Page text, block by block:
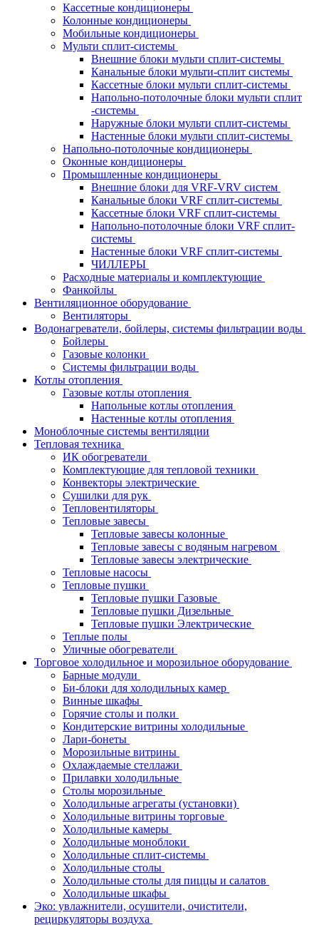
Кассетные кондиционеры
Колонные кондиционеры
Мобильные кондиционеры
Мульти сплит-системы
Внешние блоки мульти сплит-системы
Канальные блоки мульти-сплит системы
Кассетные блоки мульти сплит-системы
Напольно-потолочные блоки мульти сплит
-системы
Наружные блоки мульти сплит-системы
Настенные блоки мульти сплит-системы
Напольно-потолочные кондиционеры
Оконные кондиционеры
Промышленные кондиционеры
Внешние блоки для VRF-VRV систем
Канальные блоки VRF сплит-системы
Кассетные блоки VRF сплит-системы
Напольно-потолочные блоки VRF сплит-
системы
Настенные блоки VRF сплит-системы
ЧИЛЛЕРЫ
Расходные материалы и комплектующие
Фанкойлы
Вентиляционное оборудование
Вентиляторы
Водонагреватели, бойлеры, системы фильтрации воды
Бойлеры
Газовые колонки
Системы фильтрации воды
Котлы отопления
Газовые котлы отопления
Напольные котлы отопления
Настенные котлы отопления
Моноблочные системы вентиляции
Тепловая техника
ИК обогреватели
Комплектующие для тепловой техники
Конвекторы электрические
Сушилки для рук
Тепловентиляторы
Тепловые завесы
Тепловые завесы колонные
Тепловые завесы с водяным нагревом
Тепловые завесы электрические
Тепловые насосы
Тепловые пушки
Тепловые пушки Газовые
Тепловые пушки Дизельные
Тепловые пушки Электрические
Теплые полы
Уличные обогреватели
Торговое холодильное и морозильное оборудование
Барные модули
Би-блоки для холодильных камер
Винные шкафы
Горячие столы и полки
Кондитерские витрины холодильные
Лари-бонеты
Морозильные витрины
Охлаждаемые стеллажи
Прилавки холодильные
Столы морозильные
Холодильные агрегаты (установки)
Холодильные витрины торговые
Холодильные камеры
Холодильные моноблоки
Холодильные сплит-системы
Холодильные столы
Холодильные столы для пиццы и салатов
Холодильные шкафы
Эко: увлажнители, осушители, очистители,
рециркуляторы воздуха